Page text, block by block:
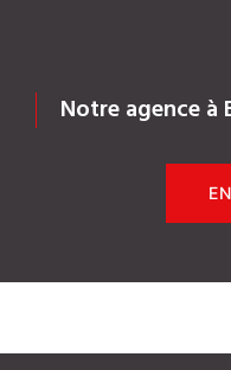
Notre agence à